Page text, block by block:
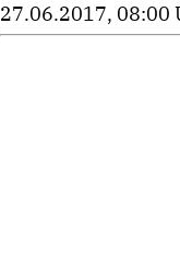
27.06.2017, 08:00